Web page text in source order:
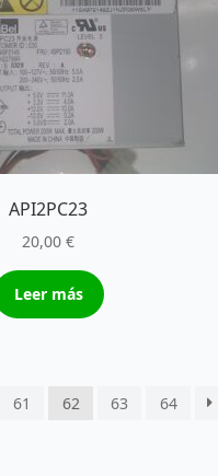
API2PC23
20,00€
Leer más
61 62 63 64